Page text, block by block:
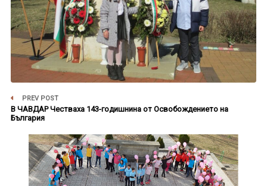
PREV POST
В ЧАВДАР Честваха 143-годишнина от Освобождението на
България